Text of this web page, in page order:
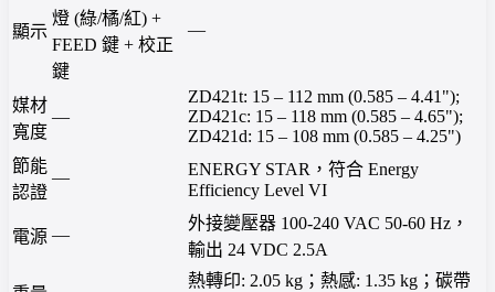
顯示
燈 (綠/橘/紅) +
FEED 鍵 + 校正
鍵
—
媒材
寬度
—
ZD421t: 15 – 112 mm (0.585 – 4.41");
ZD421c: 15 – 118 mm (0.585 – 4.65");
ZD421d: 15 – 108 mm (0.585 – 4.25")
節能
認證
—
ENERGY STAR，符合 Energy
Efficiency Level VI
電源 —
外接變壓器 100-240 VAC 50-60 Hz，
輸出 24 VDC 2.5A
熱轉印: 2.05 kg；熱感: 1.35 kg；碳帶